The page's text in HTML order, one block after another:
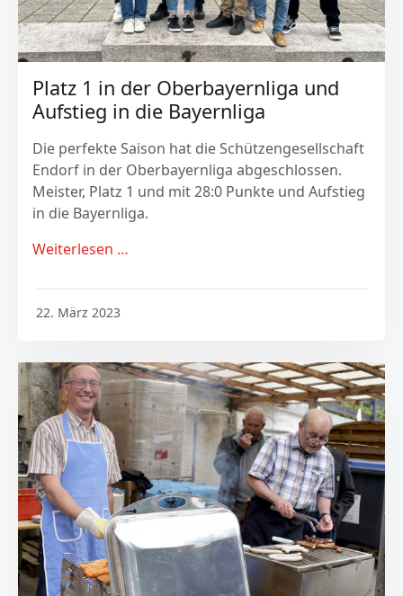
Platz 1 in der Oberbayernliga und
Aufstieg in die Bayernliga
Die perfekte Saison hat die Schützengesellschaft
Endorf in der Oberbayernliga abgeschlossen.
Meister, Platz 1 und mit 28:0 Punkte und Aufstieg
in die Bayernliga.
Weiterlesen …
22. März 2023